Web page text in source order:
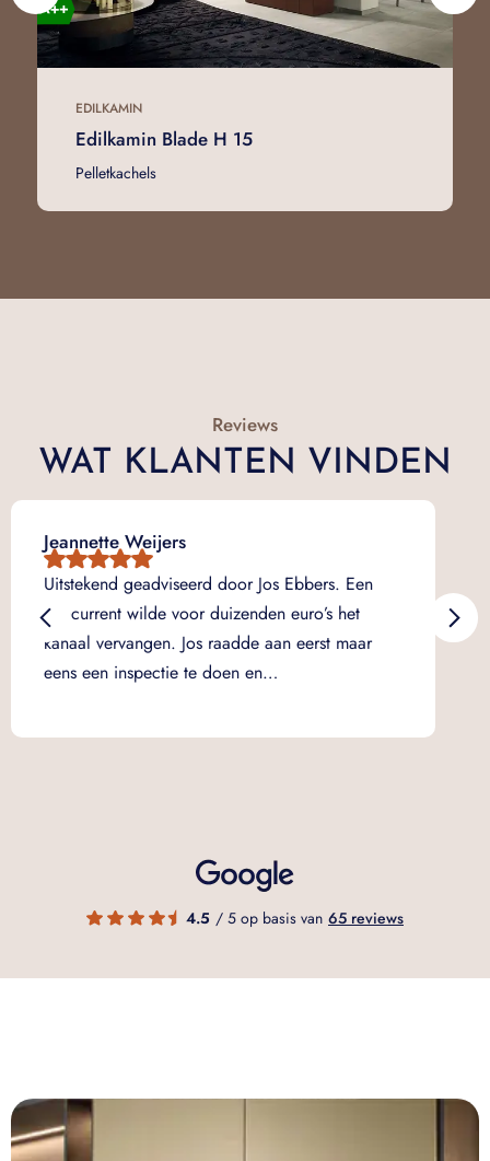
EDILKAMIN
Edilkamin Blade H 15
Pelletkachels
Reviews
WAT KLANTEN VINDEN
Jeannette Weijers
Uitstekend geadviseerd door Jos Ebbers. Een
concurrent wilde voor duizenden euro’s het
kanaal vervangen. Jos raadde aan eerst maar
eens een inspectie te doen en…
4.5 / 5 op basis van 65 reviews